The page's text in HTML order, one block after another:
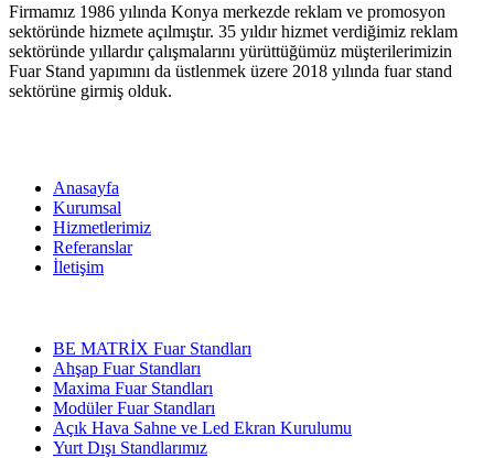
Firmamız 1986 yılında Konya merkezde reklam ve promosyon
sektöründe hizmete açılmıştır. 35 yıldır hizmet verdiğimiz reklam
sektöründe yıllardır çalışmalarını yürüttüğümüz müşterilerimizin
Fuar Stand yapımını da üstlenmek üzere 2018 yılında fuar stand
sektörüne girmiş olduk.
Anasayfa
Kurumsal
Hizmetlerimiz
Referanslar
İletişim
BE MATRİX Fuar Standları
Ahşap Fuar Standları
Maxima Fuar Standları
Modüler Fuar Standları
Açık Hava Sahne ve Led Ekran Kurulumu
Yurt Dışı Standlarımız